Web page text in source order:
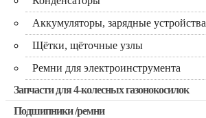
Аккумуляторы, зарядные устройства
Щётки, щёточные узлы
Ремни для электроинструмента
Запчасти для 4-колесных газонокосилок
Подшипники /ремни